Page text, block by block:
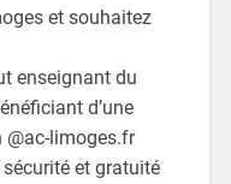
et souhaitez
enseignant du
d’une
@ac-limoges.fr
et gratuité